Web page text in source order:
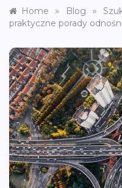
Home » Blog »
praktyczne porady